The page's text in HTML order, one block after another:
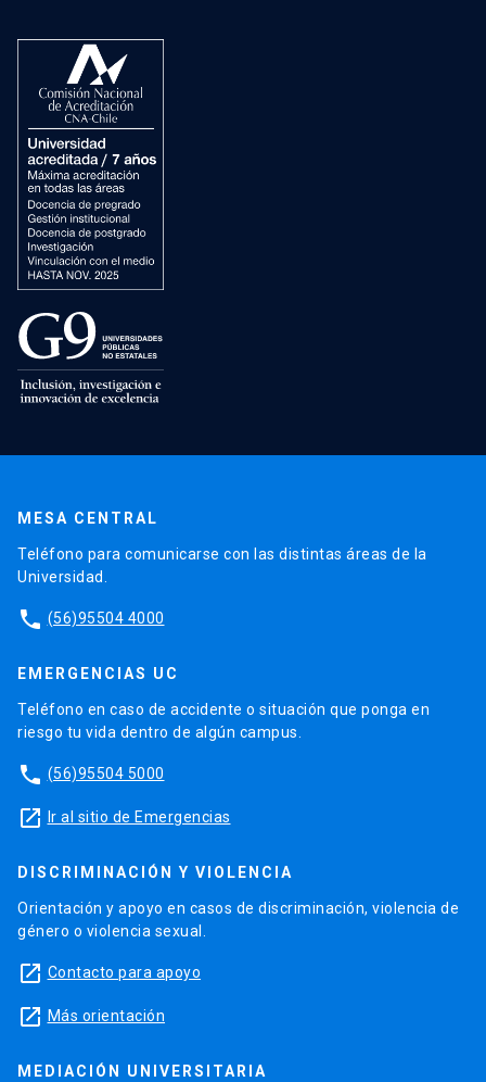
MESA CENTRAL
Teléfono para comunicarse con las distintas áreas de la
Universidad.
phone (56)95504 4000
EMERGENCIAS UC
Teléfono en caso de accidente o situación que ponga en
riesgo tu vida dentro de algún campus.
phone (56)95504 5000
launch Ir al sitio de Emergencias
DISCRIMINACIÓN Y VIOLENCIA
Orientación y apoyo en casos de discriminación, violencia de
género o violencia sexual.
launch Contacto para apoyo
launch Más orientación
MEDIACIÓN UNIVERSITARIA